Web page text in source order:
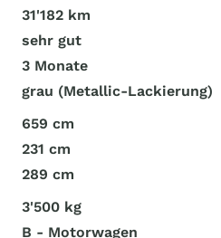
31'182 km
sehr gut
3 Monate
grau (Metallic-Lackierung)
659 cm
231 cm
289 cm
3'500 kg
B - Motorwagen